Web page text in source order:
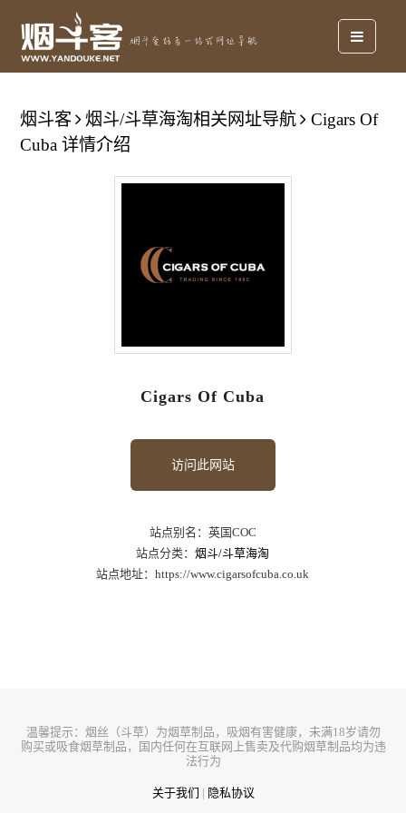
烟斗客 烟斗/斗草海淘相关网址导航
Cigars Of
Cuba 详情介绍
Cigars Of Cuba
访问此网站
站点别名：英国COC
站点分类：烟斗/斗草海淘
站点地址：https://www.cigarsofcuba.co.uk
温馨提示：烟丝（斗草）为烟草制品，吸烟有害健康，未满18岁请勿
购买或吸食烟草制品，国内任何在互联网上售卖及代购烟草制品均为违
法行为
关于我们 | 隐私协议